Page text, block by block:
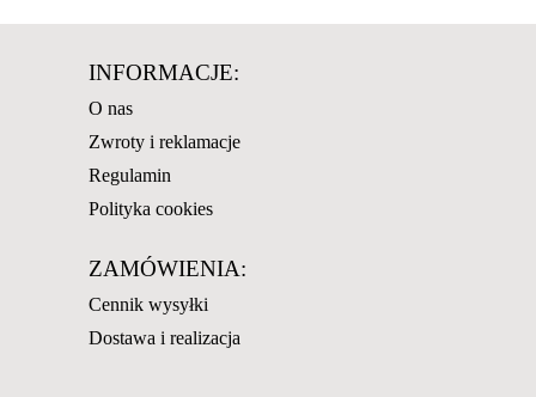
INFORMACJE:
O nas
Zwroty i reklamacje
Regulamin
Polityka cookies
ZAMÓWIENIA:
Cennik wysyłki
Dostawa i realizacja